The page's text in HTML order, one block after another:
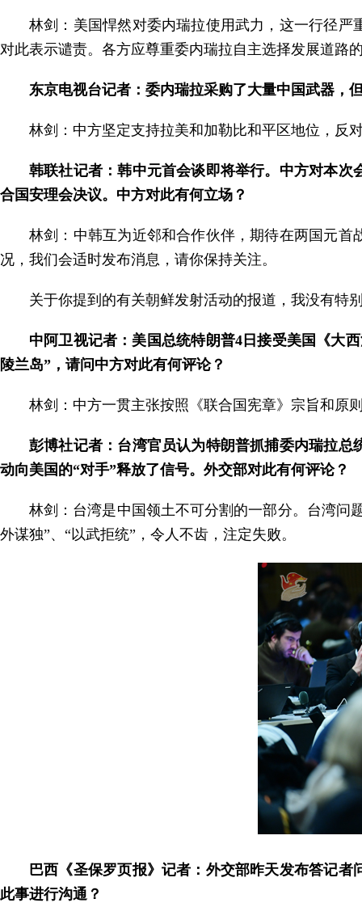
林剑：美国悍然对委内瑞拉使用武力，这一行径
对此表示谴责。各方应尊重委内瑞拉自主选择发展道路
东京电视台记者：委内瑞拉采购了大量中国武器，
林剑：中方坚定支持拉美和加勒比和平区地位，反
韩联社记者：韩中元首会谈即将举行。中方对本
合国安理会决议。中方对此有何立场？
林剑：中韩互为近邻和合作伙伴，期待在两国元
况，我们会适时发布消息，请你保持关注。
关于你提到的有关朝鲜发射活动的报道，我没有特
中阿卫视记者：美国总统特朗普4日接受美国《大
陵兰岛”，请问中方对此有何评论？
林剑：中方一贯主张按照《联合国宪章》宗旨和原
彭博社记者：台湾官员认为特朗普抓捕委内瑞拉
动向美国的“对手”释放了信号。外交部对此有何评论？
林剑：台湾是中国领土不可分割的一部分。台湾问
外谋独”、“以武拒统”，令人不齿，注定失败。
巴西《圣保罗页报》记者：外交部昨天发布答记
此事进行沟通？